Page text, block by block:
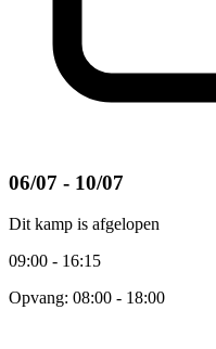
06/07 - 10/07
Dit kamp is afgelopen
09:00 - 16:15
Opvang: 08:00 - 18:00